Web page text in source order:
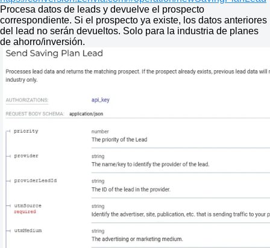
Procesa datos de leads y devuelve el prospecto
correspondiente. Si el prospecto ya existe, los datos anteriores
del lead no serán devueltos. Solo para la industria de planes
de ahorro/inversión.